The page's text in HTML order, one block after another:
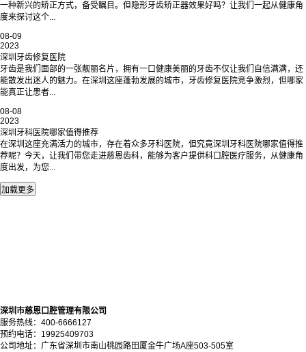
一种新兴的矫正方式，备受瞩目。但隐形牙齿矫正器效果好吗？让我们一起从健康角
度来探讨这个...
08-09
2023
深圳牙齿修复医院
牙齿是我们面部的一张靓丽名片，拥有一口健康美丽的牙齿不仅让我们自信满满，还
能散发出迷人的魅力。在深圳这座蓬勃发展的城市，牙齿修复医院竞争激烈，但哪家
能真正让患者...
08-08
2023
深圳牙科医院哪家值得推荐
在深圳这座充满活力的城市，存在着众多牙科医院，但究竟深圳牙科医院哪家值得推
荐呢？今天，让我们带您走进慈恩齿科，能够为客户提供科口腔医疗服务，从健康角
度出发，为您...
深圳市慈恩口腔管理有限公司
服务热线：400-6666127
预约电话：19925409703
公司地址：广东省深圳市南山桃园路田厦金牛广场A座503-505室